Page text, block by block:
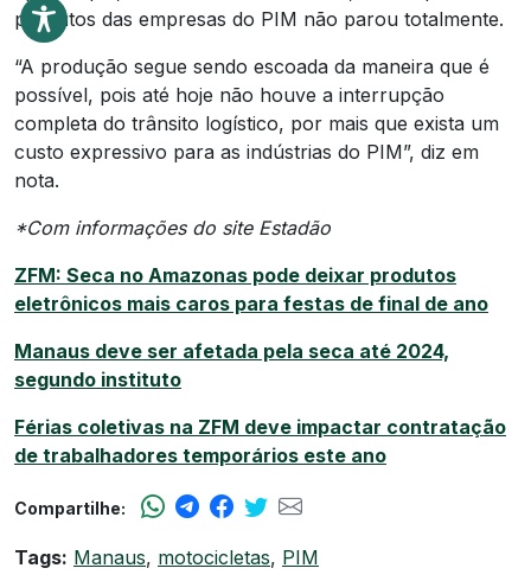
produtos das empresas do PIM não parou totalmente.
“A produção segue sendo escoada da maneira que é
possível, pois até hoje não houve a interrupção
completa do trânsito logístico, por mais que exista um
custo expressivo para as indústrias do PIM”, diz em
nota.
*Com informações do site Estadão
ZFM: Seca no Amazonas pode deixar produtos
eletrônicos mais caros para festas de final de ano
Manaus deve ser afetada pela seca até 2024,
segundo instituto
Férias coletivas na ZFM deve impactar contratação
de trabalhadores temporários este ano
Compartilhe:
Tags: Manaus, motocicletas, PIM